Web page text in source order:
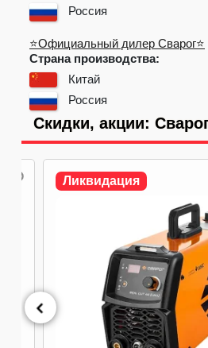
Россия
⭐Официальный дилер Сварог⭐
Страна производства:
Китай
Россия
Скидки, акции:
Ликвидация